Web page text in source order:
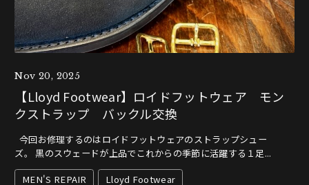
Nov 20, 2025
【Lloyd Footwear】ロイドフットウェア モン
クストラップ バックル交換
今回お修理するのはロイドフットウェアのストラップシュー
ズ。 黒のスウェードが上品でこれからの季節に活躍する１足...
MEN'S REPAIR Lloyd Footwear